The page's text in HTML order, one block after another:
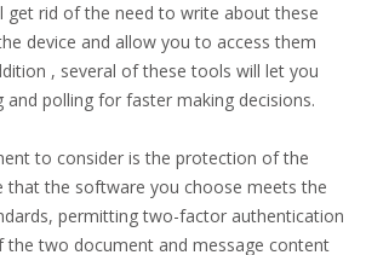
get rid of the need to write about these
device and allow you to access them
, several of these tools will let you
and polling for faster making decisions.
to consider is the protection of the
that the software you choose meets the
permitting two-factor authentication
the two document and message content